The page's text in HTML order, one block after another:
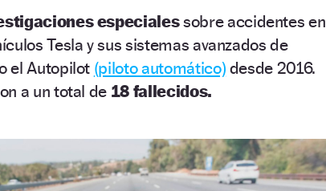
especialessobre accidentes en
Tesla y sus sistemas avanzados de
el Autopilot (piloto automático) desde 2016.
a un total de 18 fallecidos.